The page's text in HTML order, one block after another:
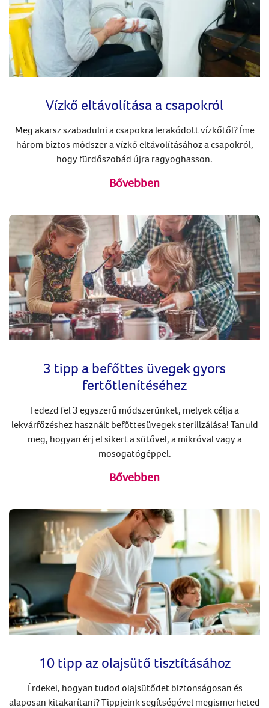
Vízkő eltávolítása a csapokról
Meg akarsz szabadulni a csapokra lerakódott vízkőtől? Íme
három biztos módszer a vízkő eltávolításához a csapokról,
hogy fürdőszobád újra ragyoghasson.
Bővebben
3 tipp a befőttes üvegek gyors
fertőtlenítéséhez
Fedezd fel 3 egyszerű módszerünket, melyek célja a
lekvárfőzéshez használt befőttesüvegek sterilizálása! Tanuld
meg, hogyan érj el sikert a sütővel, a mikróval vagy a
mosogatógéppel.
Bővebben
10 tipp az olajsütő tisztításához
Érdekel, hogyan tudod olajsütődet biztonságosan és
alaposan kitakarítani? Tippjeink segítségével megismerheted